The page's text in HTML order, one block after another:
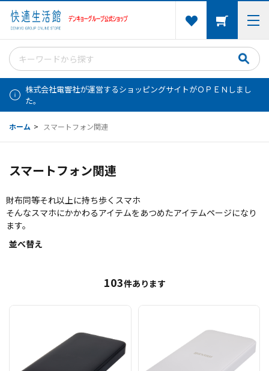
株式会社電響社が運営するショッピングサイトがＯＰＥＮしまし
た。
ホーム > スマートフォン関連
スマートフォン関連
財布同等それ以上に持ち歩くスマホ
そんなスマホにかかわるアイテムをあつめたアイテムページになり
ます。
並べ替え
103件あります